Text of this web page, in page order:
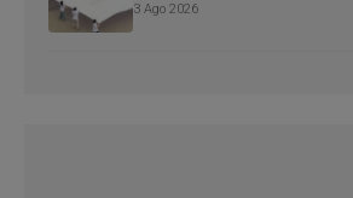
3 Ago 2026